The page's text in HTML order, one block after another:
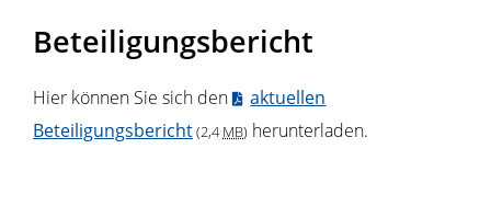
Beteiligungsbericht
Hier können Sie sich den
aktuellen
Beteiligungsbericht(2,4MB) herunterladen.